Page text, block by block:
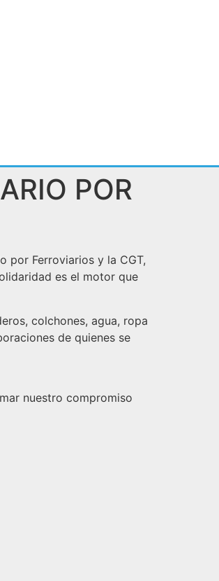
POR
por Ferroviarios y la CGT,
es el motor que
colchones, agua, ropa
de quienes se
nuestro compromiso